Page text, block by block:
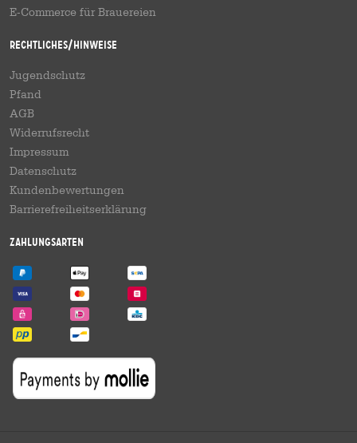
E-Commerce für Brauereien
Rechtliches/Hinweise
Jugendschutz
Pfand
AGB
Widerrufsrecht
Impressum
Datenschutz
Kundenbewertungen
Barrierefreiheitserklärung
Zahlungsarten